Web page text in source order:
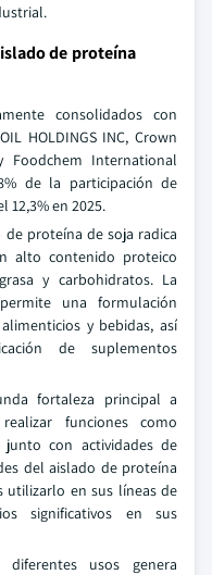
de proteína
consolidados con
HOLDINGS INC, Crown
Foodchem International
de la participación de
12,3% en 2025.
proteína de soja radica
alto contenido proteico
y carbohidratos. La
una formulación
y bebidas, así
de suplementos
fortaleza principal a
funciones como
con actividades de
del aislado de proteína
utilizarlo en sus líneas de
significativos en sus
usos genera